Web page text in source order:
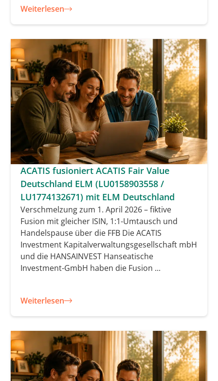
Weiterlesen
ACATIS fusioniert ACATIS Fair Value
Deutschland ELM (LU0158903558 /
LU1774132671) mit ELM Deutschland
Verschmelzung zum 1. April 2026 – fiktive
Fusion mit gleicher ISIN, 1:1-Umtausch und
Handelspause über die FFB Die ACATIS
Investment Kapitalverwaltungsgesellschaft mbH
und die HANSAINVEST Hanseatische
Investment-GmbH haben die Fusion ...
Weiterlesen